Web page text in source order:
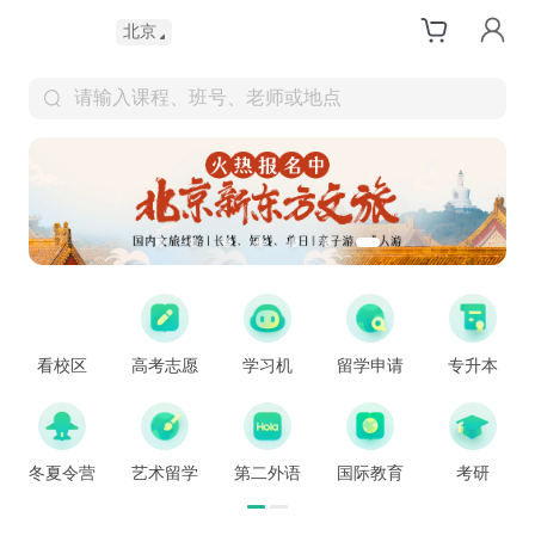
北京
请输入课程、班号、老师或地点
看校区 高考志愿 学习机 留学申请 专升本
冬夏令营 艺术留学 第二外语 国际教育 考研